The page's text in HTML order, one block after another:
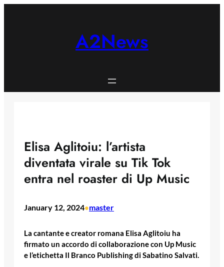
A2News
Elisa Aglitoiu: l’artista
diventata virale su Tik Tok
entra nel roaster di Up Music
January 12, 2024•master
La cantante e creator romana Elisa Aglitoiu ha
firmato un accordo di collaborazione con Up Music
e l’etichetta Il Branco Publishing di Sabatino Salvati.